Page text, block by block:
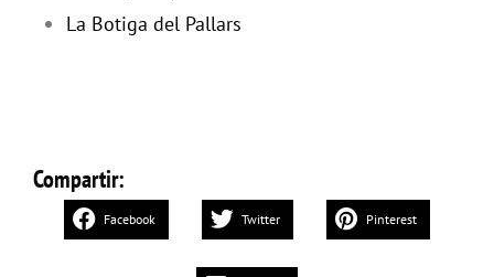
La Botiga del Pallars
Compartir:
Facebook Twitter Pinterest